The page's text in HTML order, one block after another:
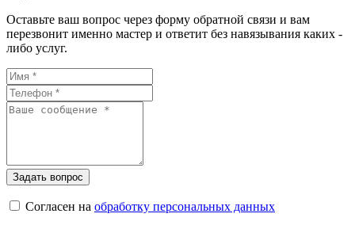
Оставьте ваш вопрос через форму обратной связи и вам
перезвонит именно мастер и ответит без навязывания каких -
либо услуг.
Согласен на обработку персональных данных